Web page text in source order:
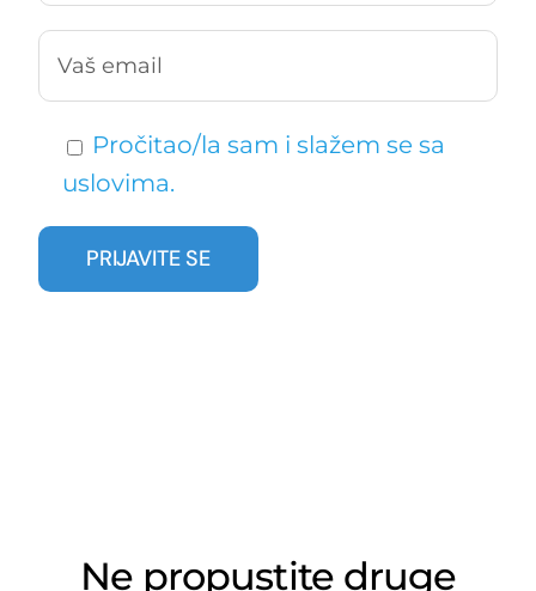
Pročitao/la sam i slažem se sa
uslovima.
Ne propustite druge